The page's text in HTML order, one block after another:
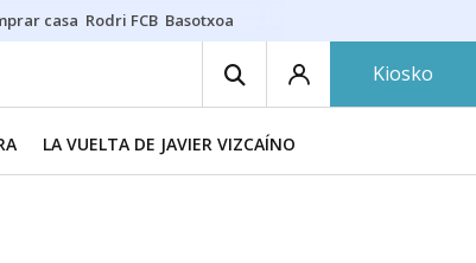
casa Rodri FCB Basotxoa
Kiosko
LA VUELTA DE JAVIER VIZCAÍNO